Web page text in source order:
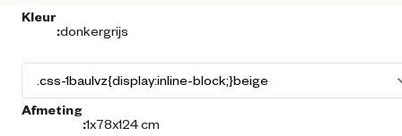
Kleur
:donkergrijs
Afmeting
:1x78x124 cm